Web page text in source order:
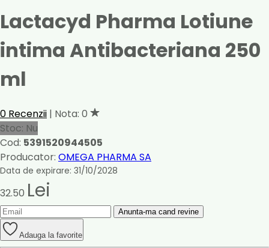
Lactacyd Pharma Lotiune
intima Antibacteriana 250
ml
0 Recenzii | Nota: 0
Stoc: Nu
Cod: 5391520944505
Producator: OMEGA PHARMA SA
Data de expirare: 31/10/2028
32.50 Lei
Anunta-ma cand revine
Adauga la favorite